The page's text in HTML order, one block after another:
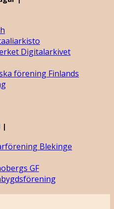
Digitalarkivet
Finlands
|
Blekinge
GF